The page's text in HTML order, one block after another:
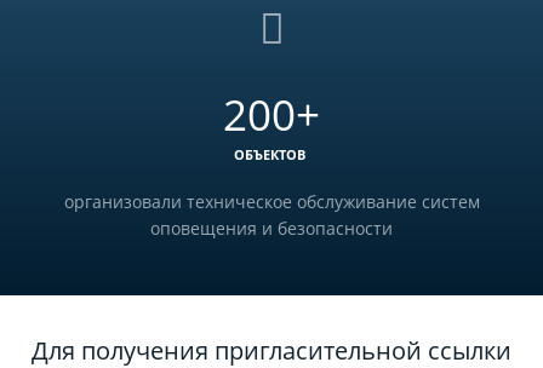
200+
ОБЪЕКТОВ
организовали техническое обслуживание систем
оповещения и безопасности
Для получения пригласительной ссылки